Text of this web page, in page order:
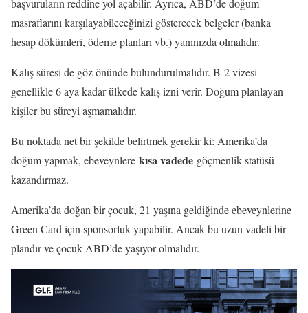
başvuruların reddine yol açabilir. Ayrıca, ABD’de doğum
masraflarını karşılayabileceğinizi gösterecek belgeler (banka
hesap dökümleri, ödeme planları vb.) yanınızda olmalıdır.
Kalış süresi de göz önünde bulundurulmalıdır. B-2 vizesi
genellikle 6 aya kadar ülkede kalış izni verir. Doğum planlayan
kişiler bu süreyi aşmamalıdır.
Bu noktada net bir şekilde belirtmek gerekir ki: Amerika’da
doğum yapmak, ebeveynlere kısa vadede göçmenlik statüsü
kazandırmaz.
Amerika’da doğan bir çocuk, 21 yaşına geldiğinde ebeveynlerine
Green Card için sponsorluk yapabilir. Ancak bu uzun vadeli bir
plandır ve çocuk ABD’de yaşıyor olmalıdır.